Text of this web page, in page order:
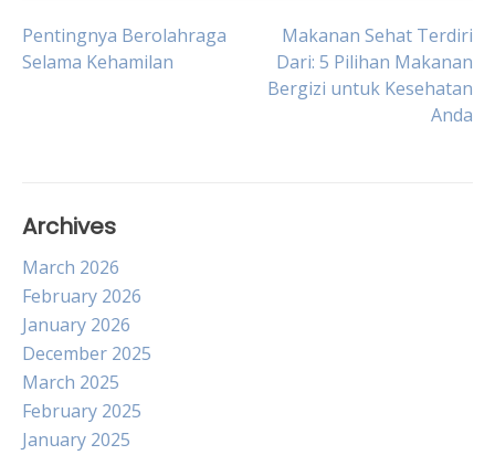
Post
Pentingnya Berolahraga
Selama Kehamilan
Makanan Sehat Terdiri
Dari: 5 Pilihan Makanan
Bergizi untuk Kesehatan
Anda
Archives
March 2026
February 2026
January 2026
December 2025
March 2025
February 2025
January 2025